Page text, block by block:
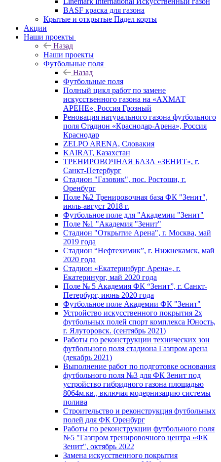
BASF краска для газона
Крытые и открытые Падел корты
Акции
Наши проекты
Назад
Наши проекты
Футбольные поля
Назад
Футбольные поля
Полный цикл работ по замене
искусственного газона на «АХМАТ
АРЕНЕ», Россия Грозный
Реновация натурального газона футбольного
поля Стадион «Краснодар-Арена», Россия
Краснодар
ZELPO ARENA, Словакия
KAIRAT, Казахстан
ТРЕНИРОВОЧНАЯ БАЗА «ЗЕНИТ», г.
Санкт-Петербург
Стадион "Газовик", пос. Ростоши, г.
Оренбург
Поле №2 Тренировочная база ФК "Зенит",
июль-август 2018 г.
Футбольное поле для "Академии "Зенит"
Поле №1 "Академия "Зенит"
Стадион "Открытие Арена", г. Москва, май
2019 года
Стадион “Нефтехимик”, г. Нижнекамск, май
2020 года
Стадион «Екатеринбург Арена», г.
Екатеринург, май 2020 года
Поле № 5 Академия ФК “Зенит”, г. Санкт-
Петербург, июнь 2020 года
Футбольное поле Академии ФК "Зенит"
Устройство искусственного покрытия 2х
футбольных полей спорт комплекса Юность,
г. Ялуторовск. (сентябрь 2021)
Работы по реконструкции технических зон
футбольного поля стадиона Газпром арена
(декабрь 2021)
Выполнение работ по подготовке основания
футбольного поля №3 для ФК Зенит под
устройство гибридного газона площадью
8064м.кв., включая модернизацию системы
полива
Строительство и реконструкция футбольных
полей для ФК Оренбург
Работы по реконструкции футбольного поля
№5 "Газпром тренировочного центра «ФК
Зенит", октябрь 2022
Замена искусственного покрытия